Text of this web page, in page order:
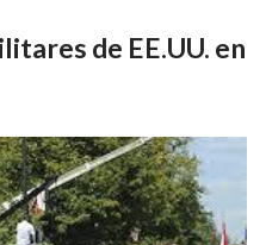
de EE.UU. en